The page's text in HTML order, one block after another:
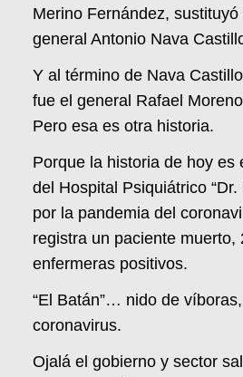
Merino Fernández, sustituyó
general Antonio Nava
Y al término de Nava
fue el general Rafael
Pero esa es otra historia.
Porque la historia de hoy es
del Hospital Psiquiátrico “Dr.
por la pandemia del
registra un paciente muerto,
enfermeras positivos.
“El Batán”… nido de
coronavirus.
Ojalá el gobierno y sector